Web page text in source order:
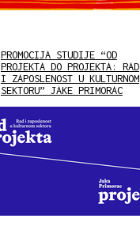
PROMOCIJA STUDIJE “OD
PROJEKTA DO PROJEKTA: RAD
I ZAPOSLENOST U KULTURNOM
SEKTORU” JAKE PRIMORAC